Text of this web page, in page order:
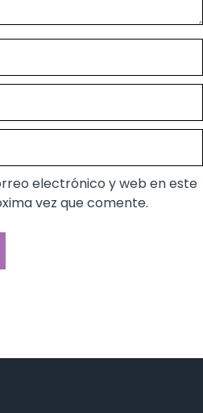
electrónico y web en este
vez que comente.